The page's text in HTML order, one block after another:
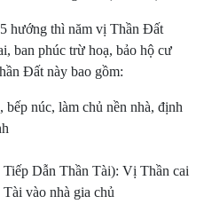
hướng thì năm vị Thần Đất
ban phúc trừ hoạ, bảo hộ cư
Đất này bao gồm:
núc, làm chủ nền nhà, định
Dẫn Thần Tài): Vị Thần cai
vào nhà gia chủ